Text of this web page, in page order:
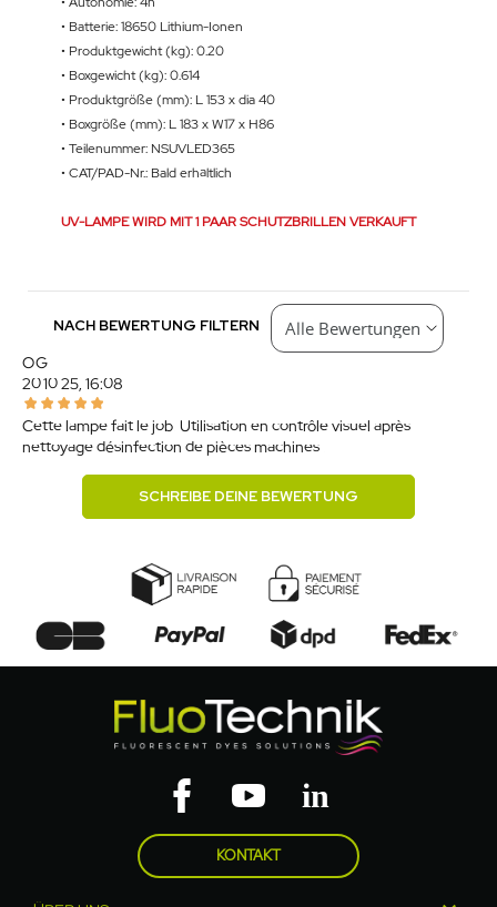
• Batterie: 18650 Lithium-Ionen
• Produktgewicht (kg): 0.20
• Boxgewicht (kg): 0.614
• Produktgröße (mm): L 153 x dia 40
• Boxgröße (mm): L 183 x W17 x H86
• Teilenummer: NSUVLED365
• CAT/PAD-Nr.: Bald erhältlich
UV-LAMPE WIRD MIT 1 PAAR SCHUTZBRILLEN VERKAUFT
NACH BEWERTUNG FILTERN
O.G.
20.10.25, 16:08
Cette lampe fait le job. Utilisation en contrôle visuel après
nettoyage désinfection de pièces machines .
SCHREIBE DEINE BEWERTUNG
KONTAKT